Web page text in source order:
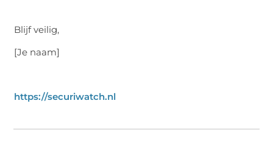
Blijf veilig,
[Je naam]
https://securiwatch.nl